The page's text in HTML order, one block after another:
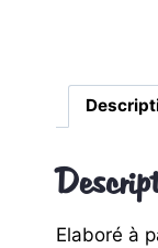
Elaboré à